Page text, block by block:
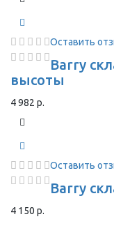
Оставить
Barry
высоты
4 982 р.
Оставить
Barry
4 150 р.